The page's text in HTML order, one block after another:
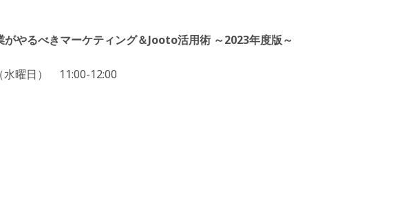
やるべきマーケティング＆Jooto活用術 ～2023年度版～
水曜日） 11:00-12:00